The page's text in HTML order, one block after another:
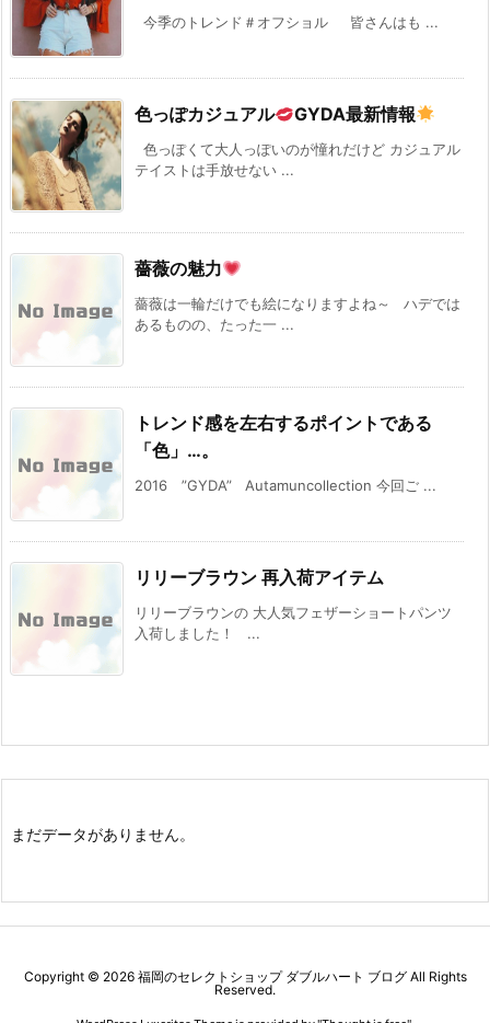
今季のトレンド＃オフショル 皆さんはも ...
色っぽカジュアル GYDA最新情報
色っぽくて大人っぽいのが憧れだけど カジュアル
テイストは手放せない ...
薔薇の魅力
薔薇は一輪だけでも絵になりますよね～ ハデでは
あるものの、たった一 ...
トレンド感を左右するポイントである
「色」…。
2016 ”GYDA” Autamuncollection 今回ご ...
リリーブラウン 再入荷アイテム
リリーブラウンの 大人気フェザーショートパンツ
入荷しました！ ...
まだデータがありません。
Copyright © 2026 福岡のセレクトショップ ダブルハート ブログAll Rights
Reserved.